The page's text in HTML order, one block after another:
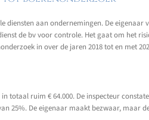
diensten aan ondernemingen. De
de bv voor controle. Het gaat om het
in over de jaren 2018 tot en met
totaal ruim € 64.000. De inspecteur
25%. De eigenaar maakt bezwaar, maar